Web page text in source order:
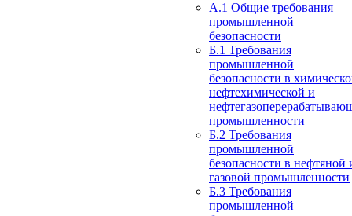
А.1 Общие требования
промышленной
безопасности
Б.1 Требования
промышленной
безопасности в
нефтехимической и
промышленности
Б.2 Требования
промышленной
безопасности в нефтяной
газовой промышленности
Б.3 Требования
промышленной